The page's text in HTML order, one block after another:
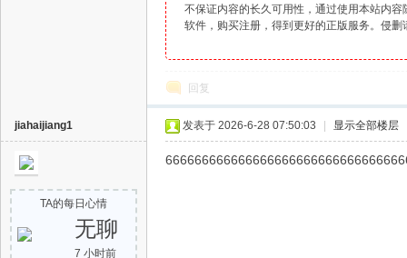
不保证内容的长久可用性，通过使用本站内
软件，购买注册，得到更好的正版服务。侵删
回复
jiahaijiang1
TA的每日心情
无聊
7 小时前
发表于 2026-6-28 07:50:03 显示全部楼层